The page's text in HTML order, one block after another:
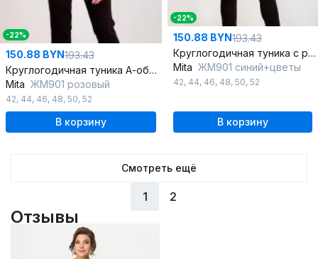
-22%
150.88 BYN193.43
Круглогодичная туника А-образного силуэта с планкой на кнопках
Mita ЖМ901 розовый
42, 44, 46, 48, 50, 52
В корзину
-22%
150.88 BYN193.43
Круглогодичная туника с рукавом летучая мышь и разрезами по бокам
Mita ЖМ901 синий+цветы
42, 44, 46, 48, 50, 52
В корзину
Смотреть ещё
1 2
Отзывы